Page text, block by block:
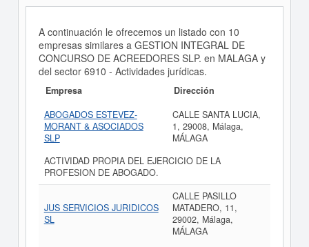
A continuación le ofrecemos un listado con 10
empresas similares a GESTION INTEGRAL DE
CONCURSO DE ACREEDORES SLP. en MALAGA y
del sector 6910 - Actividades jurídicas.
Empresa
Dirección
ABOGADOS ESTEVEZ-
MORANT & ASOCIADOS
SLP
CALLE SANTA LUCIA,
1, 29008, Málaga,
MÁLAGA
ACTIVIDAD PROPIA DEL EJERCICIO DE LA
PROFESION DE ABOGADO.
JUS SERVICIOS JURIDICOS
SL
CALLE PASILLO
MATADERO, 11,
29002, Málaga,
MÁLAGA